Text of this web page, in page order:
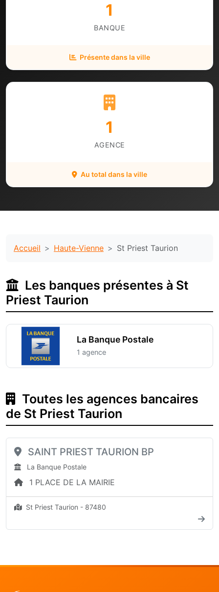
1
BANQUE
Présente dans la ville
1
AGENCE
Au total dans la ville
Accueil Haute-Vienne St Priest Taurion
Les banques présentes à St
Priest Taurion
La Banque Postale
1 agence
Toutes les agences bancaires
de St Priest Taurion
SAINT PRIEST TAURION BP
La Banque Postale
1 PLACE DE LA MAIRIE
St Priest Taurion - 87480